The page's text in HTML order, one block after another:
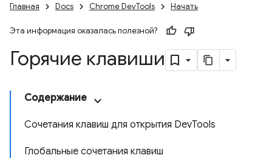
Главная Docs Chrome DevTools Начать
Эта информация оказалась полезной?
Горячие клавиши
Содержание
Сочетания клавиш для открытия DevTools
Глобальные сочетания клавиш